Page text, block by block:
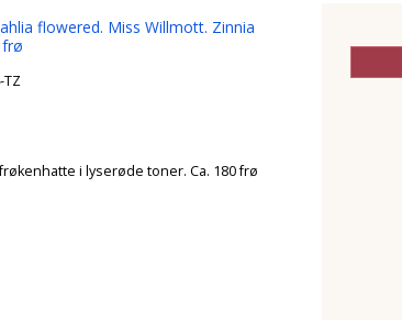
flowered. Miss Willmott. Zinnia
frø
TZ
i lyserøde toner. Ca. 180 frø